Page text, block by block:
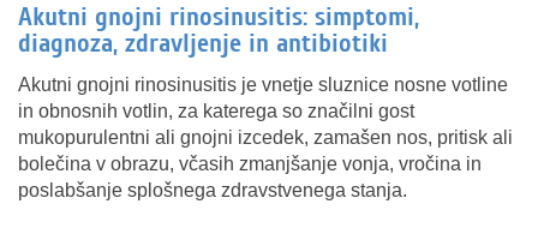
Akutni gnojni rinosinusitis: simptomi,
diagnoza, zdravljenje in antibiotiki
Akutni gnojni rinosinusitis je vnetje sluznice nosne votline
in obnosnih votlin, za katerega so značilni gost
mukopurulentni ali gnojni izcedek, zamašen nos, pritisk ali
bolečina v obrazu, včasih zmanjšanje vonja, vročina in
poslabšanje splošnega zdravstvenega stanja.